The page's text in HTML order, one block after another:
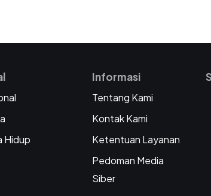
Hidup
Informasi
Tentang Kami
Kontak Kami
Ketentuan Layanan
Pedoman Media
Siber